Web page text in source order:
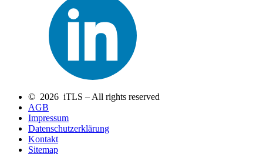
© 2026 iTLS – All rights reserved
AGB
Impressum
Datenschutzerklärung
Kontakt
Sitemap